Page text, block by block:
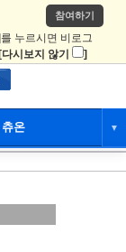
참여하기
를 누르시면 비로그
[다시보지 않기 ]
츄온 ▼